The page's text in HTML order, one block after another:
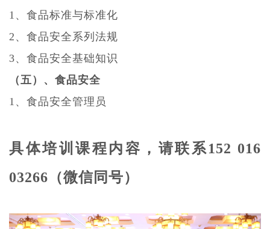
1、食品标准与标准化
2、食品安全系列法规
3、食品安全基础知识
（五）、食品安全
1、食品安全管理员
具体培训课程内容，请联系152 016
03266（微信同号）